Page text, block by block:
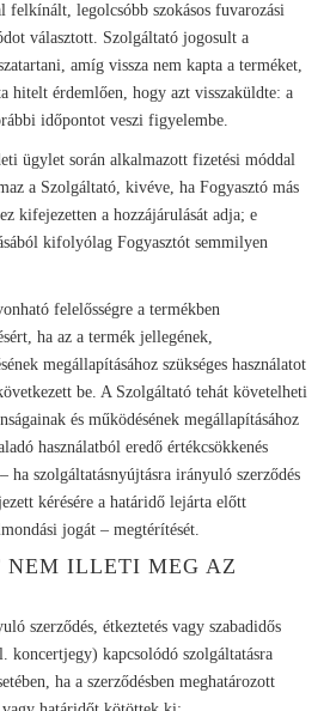
felkínált, legolcsóbb szokásos fuvarozási
választott. Szolgáltató jogosult a
amíg vissza nem kapta a terméket,
hitelt érdemlően, hogy azt visszaküldte: a
időpontot veszi figyelembe.
ügylet során alkalmazott fizetési móddal
a Szolgáltató, kivéve, ha Fogyasztó más
kifejezetten a hozzájárulását adja; e
kifolyólag Fogyasztót semmilyen
felelősségre a termékben
ha az a termék jellegének,
megállapításához szükséges használatot
be. A Szolgáltató tehát követelheti
és működésének megállapításához
használatból eredő értékcsökkenés
ha szolgáltatásnyújtásra irányuló szerződés
kérésére a határidő lejárta előtt
jogát – megtérítését.
NEM ILLETI MEG AZ
szerződés, étkeztetés vagy szabadidős
koncertjegy) kapcsolódó szolgáltatásra
ha a szerződésben meghatározott